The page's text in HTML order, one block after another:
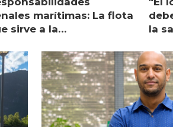
marítimas: La flota
sirve a la
la